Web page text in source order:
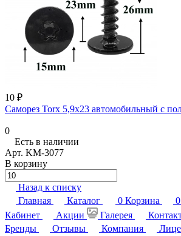
10 ₽
Саморез Torx 5,9x23 автомобильный с
0
Есть в наличии
Арт. KM-3077
В корзину
Назад к списку
Главная
Каталог 0 Корзина 0
Кабинет
Акции Галерея
Бренды
Отзывы Компания